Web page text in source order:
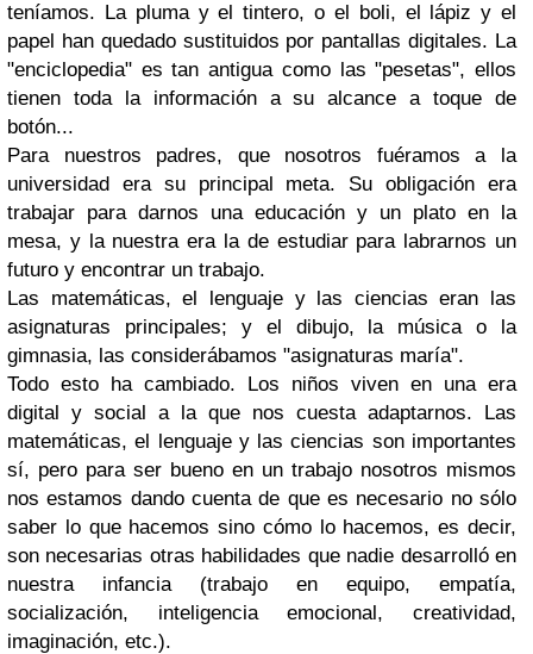
teníamos. La pluma y el tintero, o el boli, el lápiz y el
papel han quedado sustituidos por pantallas digitales. La
"enciclopedia" es tan antigua como las "pesetas", ellos
tienen toda la información a su alcance a toque de
botón...
Para nuestros padres, que nosotros fuéramos a la
universidad era su principal meta. Su obligación era
trabajar para darnos una educación y un plato en la
mesa, y la nuestra era la de estudiar para labrarnos un
futuro y encontrar un trabajo.
Las matemáticas, el lenguaje y las ciencias eran las
asignaturas principales; y el dibujo, la música o la
gimnasia, las considerábamos "asignaturas maría".
Todo esto ha cambiado. Los niños viven en una era
digital y social a la que nos cuesta adaptarnos. Las
matemáticas, el lenguaje y las ciencias son importantes
sí, pero para ser bueno en un trabajo nosotros mismos
nos estamos dando cuenta de que es necesario no sólo
saber lo que hacemos sino cómo lo hacemos, es decir,
son necesarias otras habilidades que nadie desarrolló en
nuestra infancia (trabajo en equipo, empatía,
socialización, inteligencia emocional, creatividad,
imaginación, etc.).